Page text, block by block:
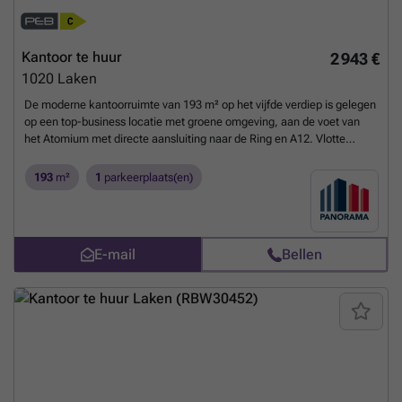
2 943 €
Kantoor te huur
1020 Laken
De moderne kantoorruimte van 193 m² op het vijfde verdiep is gelegen
op een top-business locatie met groene omgeving, aan de voet van
het Atomium met directe aansluiting naar de Ring en A12. Vlotte
Zaventem bevindt zich op slechts 15 min.Het prestigieus
ondersteuning en 24/24u security. Daarnaast is het gebouw voorzien
van zonnepanelen, airconditioning, veel lichtinval en een strakke
eigentijdse look. Tevens is er een zeer ruime parking voorzien van
1.500 parkeerplaatsen (in- en outdoor) met laadmogelijkheden.
Afhankelijk van uw bedrijfsbehoeften zijn grotere of kleinere
oppervlaktes bespreekbaar. Onmiddellijk beschikbaar!Aarzel niet om
193 m² 1 parkeerplaats(en)
E-mail Bellen